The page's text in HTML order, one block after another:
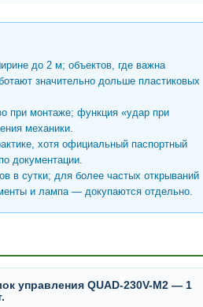
до 2 м; объектов, где важна
значительно дольше пластиковых
при монтаже; функция «удар при
механики.
хотя официальный паспортный
документации.
в сутки; для более частых открываний
и лампа — докупаются отдельно.
управления QUAD-230V-M2 — 1